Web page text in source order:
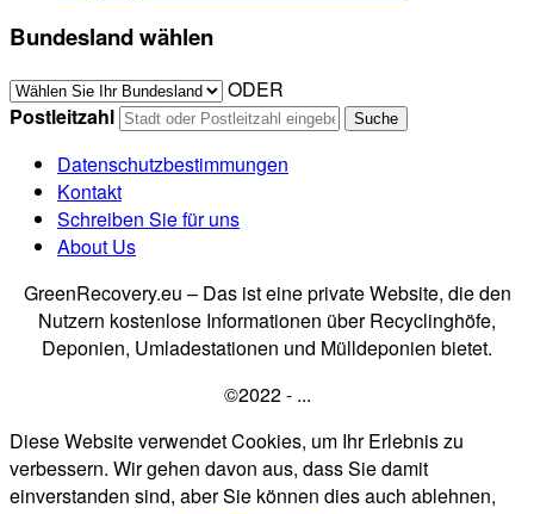
Bundesland wählen
ODER
Postleitzahl
Datenschutzbestimmungen
Kontakt
Schreiben Sie für uns
About Us
GreenRecovery.eu – Das ist eine private Website, die den
Nutzern kostenlose Informationen über Recyclinghöfe,
Deponien, Umladestationen und Mülldeponien bietet.
©2022 - ...
Diese Website verwendet Cookies, um Ihr Erlebnis zu
verbessern. Wir gehen davon aus, dass Sie damit
einverstanden sind, aber Sie können dies auch ablehnen,